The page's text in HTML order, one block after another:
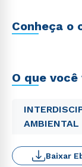
Conheça o
O que
AMBIENTAL
Baixar